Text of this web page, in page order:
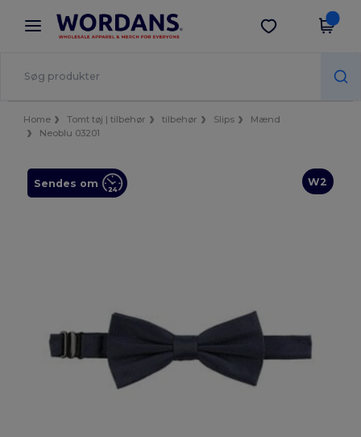
× Wordans-app
Bedre priser i appen!
Hent app
Home Tomt tøj | tilbehør tilbehør Slips
Mænd
Neoblu 03201
W2
Sendes om